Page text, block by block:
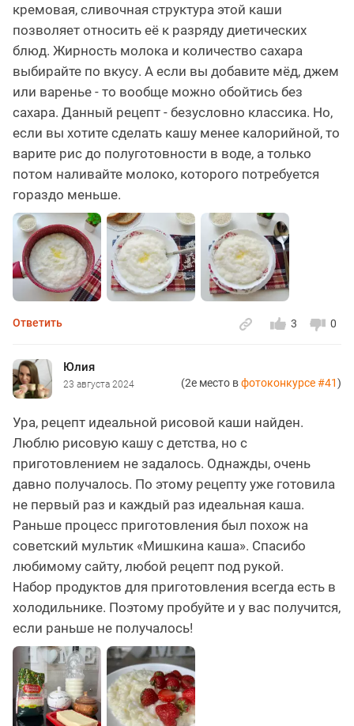
кремовая, сливочная структура этой каши
позволяет относить её к разряду диетических
блюд. Жирность молока и количество сахара
выбирайте по вкусу. А если вы добавите мёд, джем
или варенье - то вообще можно обойтись без
сахара. Данный рецепт - безусловно классика. Но,
если вы хотите сделать кашу менее калорийной, то
варите рис до полуготовности в воде, а только
потом наливайте молоко, которого потребуется
гораздо меньше.
0
3
Ответить
(2е место вфотоконкурсе #41)
Юлия
23 августа 2024
Ура, рецепт идеальной рисовой каши найден.
Люблю рисовую кашу с детства, но с
приготовлением не задалось. Однажды, очень
давно получалось. По этому рецепту уже готовила
не первый раз и каждый раз идеальная каша.
Раньше процесс приготовления был похож на
советский мультик «Мишкина каша». Спасибо
любимому сайту, любой рецепт под рукой.
Набор продуктов для приготовления всегда есть в
холодильнике. Поэтому пробуйте и у вас получится,
если раньше не получалось!